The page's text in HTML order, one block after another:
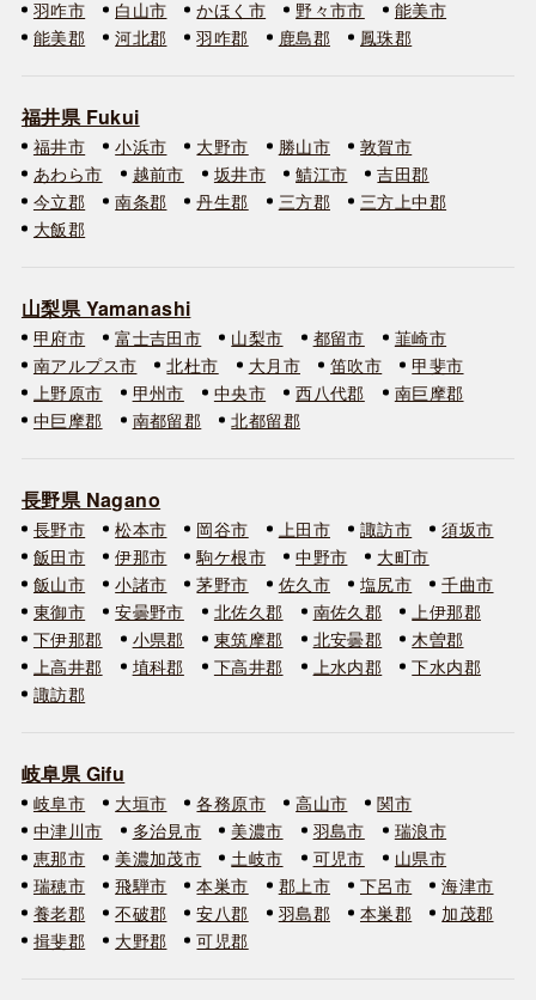
羽咋市 白山市 かほく市 野々市市
能美市
能美郡
河北郡 羽咋郡 鹿島郡 鳳珠郡
福井県 Fukui
福井市 小浜市 大野市 勝山市
敦賀市
あわら市
越前市 坂井市 鯖江市
吉田郡
今立郡
南条郡 丹生郡 三方郡
三方上中郡
大飯郡
山梨県 Yamanashi
甲府市 富士吉田市 山梨市 都留市
韮崎市
南アルプス市
北杜市 大月市 笛吹市
甲斐市
上野原市
甲州市 中央市 西八代郡
南巨摩郡
中巨摩郡
南都留郡 北都留郡
長野県 Nagano
長野市 松本市 岡谷市 上田市 諏訪市
須坂市
飯田市
伊那市 駒ケ根市 中野市
大町市
飯山市
小諸市 茅野市 佐久市 塩尻市
千曲市
東御市
安曇野市 北佐久郡 南佐久郡
上伊那郡
下伊那郡
小県郡 東筑摩郡 北安曇郡
木曽郡
上高井郡
埴科郡 下高井郡 上水内郡
下水内郡
諏訪郡
岐阜県 Gifu
岐阜市 大垣市 各務原市 高山市
関市
中津川市
多治見市 美濃市 羽島市
瑞浪市
恵那市
美濃加茂市 土岐市 可児市
山県市
瑞穂市
飛騨市 本巣市 郡上市 下呂市
海津市
養老郡
不破郡 安八郡 羽島郡 本巣郡
加茂郡
揖斐郡
大野郡 可児郡